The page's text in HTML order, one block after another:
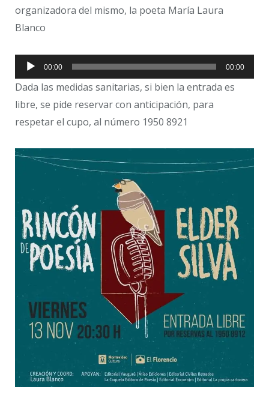
organizadora del mismo, la poeta María Laura
Blanco
Reproductor
de
audio
00:00 00:00
Dada las medidas sanitarias, si bien la entrada es
libre, se pide reservar con anticipación, para
respetar el cupo, al número 1950 8921